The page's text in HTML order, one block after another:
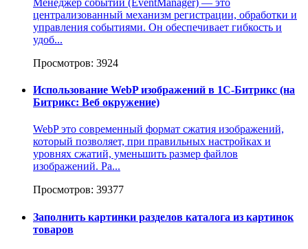
централизованный механизм регистрации, обработки и
управления событиями. Он обеспечивает гибкость и
удоб...
Просмотров: 3924
Использование WebP изображений в 1С-Битрикс (на
Битрикс: Веб окружение)
WebP это современный формат сжатия изображений,
который позволяет, при правильных настройках и
уровнях сжатий, уменьшить размер файлов
изображений. Ра...
Просмотров: 39377
Заполнить картинки разделов каталога из картинок
товаров